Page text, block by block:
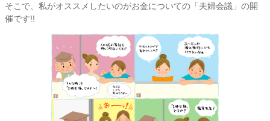
そこで、私がオススメしたいのがお金についての「夫婦会議」の開
催です!!